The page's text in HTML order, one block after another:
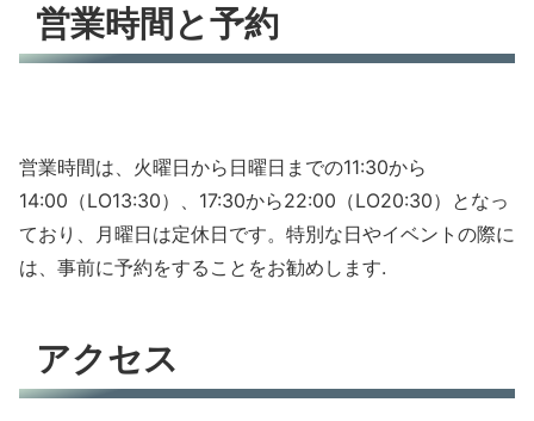
営業時間と予約
営業時間は、火曜日から日曜日までの11:30から
14:00（LO13:30）、17:30から22:00（LO20:30）となっ
ており、月曜日は定休日です。特別な日やイベントの際に
は、事前に予約をすることをお勧めします.
アクセス